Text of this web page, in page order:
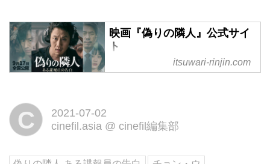
映画『偽りの隣人』公式サイ
ト
韓国初登場1位！『7番房の奇跡』
国家を揺るがせた男たちの”正
ペンス 9月17日（金）よりシネ
itsuwari-rinjin.com
C
2021-07-02
cinefil.asia @ cinefil編集部